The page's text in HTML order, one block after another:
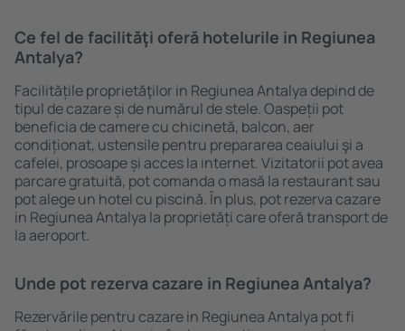
Ce fel de facilităţi oferă hotelurile in Regiunea
Antalya?
Facilitățile proprietăţilor in Regiunea Antalya depind de
tipul de cazare și de numărul de stele. Oaspeții pot
beneficia de camere cu chicinetă, balcon, aer
condiționat, ustensile pentru prepararea ceaiului şi a
cafelei, prosoape și acces la internet. Vizitatorii pot avea
parcare gratuită, pot comanda o masă la restaurant sau
pot alege un hotel cu piscină. În plus, pot rezerva cazare
in Regiunea Antalya la proprietăți care oferă transport de
la aeroport.
Unde pot rezerva cazare in Regiunea Antalya?
Rezervările pentru cazare in Regiunea Antalya pot fi